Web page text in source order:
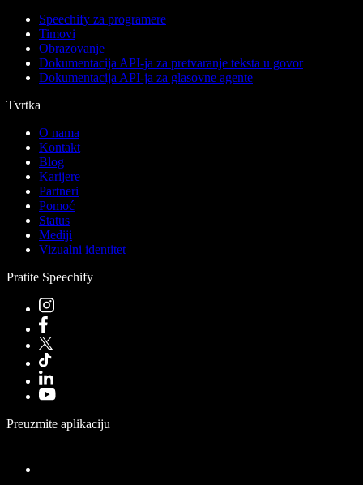
Speechify za programere
Timovi
Obrazovanje
Dokumentacija API-ja za pretvaranje teksta u govor
Dokumentacija API-ja za glasovne agente
Tvrtka
O nama
Kontakt
Blog
Karijere
Partneri
Pomoć
Status
Mediji
Vizualni identitet
Pratite Speechify
Preuzmite aplikaciju